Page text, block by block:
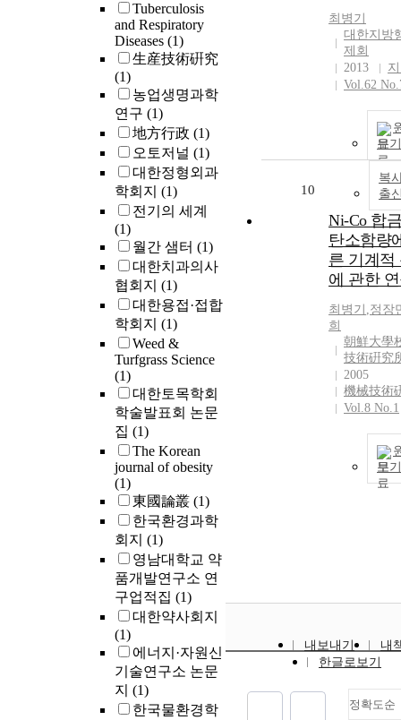
Tuberculosis
and Respiratory
Diseases (1)
生産技術硏究
(1)
농업생명과학
연구 (1)
地方行政 (1)
오토저널 (1)
대한정형외과
학회지 (1)
전기의 세계
(1)
월간 샘터 (1)
대한치과의사
협회지 (1)
대한용접·접합
학회지 (1)
Weed &
Turfgrass Science
(1)
대한토목학회
학술발표회 논문
집 (1)
The Korean
journal of obesity
(1)
東國論叢 (1)
한국환경과학
회지 (1)
영남대학교 약
품개발연구소 연
구업적집 (1)
대한약사회지
(1)
에너지·자원신
기술연구소 논문
지 (1)
한국물환경학
최병기
대한지방
제회
2013
Vol.62
보기
복
출
10
Ni-Co 합
탄소함량
른 기계적
에 관한
최병기 ,정장
희
朝鮮大學
技術硏究
2005
機械技術
Vol.8 No.1
보기
내보내기
내
한글로보기
정확도순